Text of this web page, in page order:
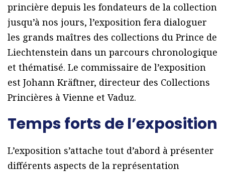
princière depuis les fondateurs de la collection
jusqu’à nos jours, l’exposition fera dialoguer
les grands maîtres des collections du Prince de
Liechtenstein dans un parcours chronologique
et thématisé. Le commissaire de l’exposition
est Johann Kräftner, directeur des Collections
Princières à Vienne et Vaduz.
Temps forts de l’exposition
L’exposition s’attache tout d’abord à présenter
différents aspects de la représentation